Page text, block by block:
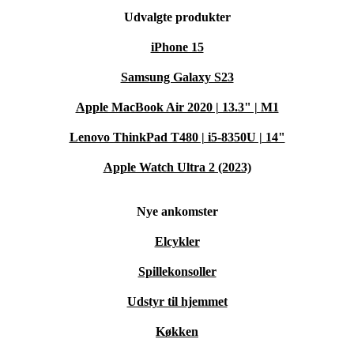
Udvalgte produkter
iPhone 15
Samsung Galaxy S23
Apple MacBook Air 2020 | 13.3" | M1
Lenovo ThinkPad T480 | i5-8350U | 14"
Apple Watch Ultra 2 (2023)
Nye ankomster
Elcykler
Spillekonsoller
Udstyr til hjemmet
Køkken